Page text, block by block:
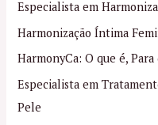
a
r
p
o
r
Especialista em
Harmonização Íntima
HarmonyCa: O que é,
Especialista em
Pele